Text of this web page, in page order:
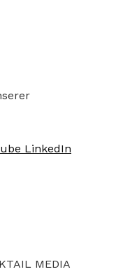
LinkedIn
MEDIA